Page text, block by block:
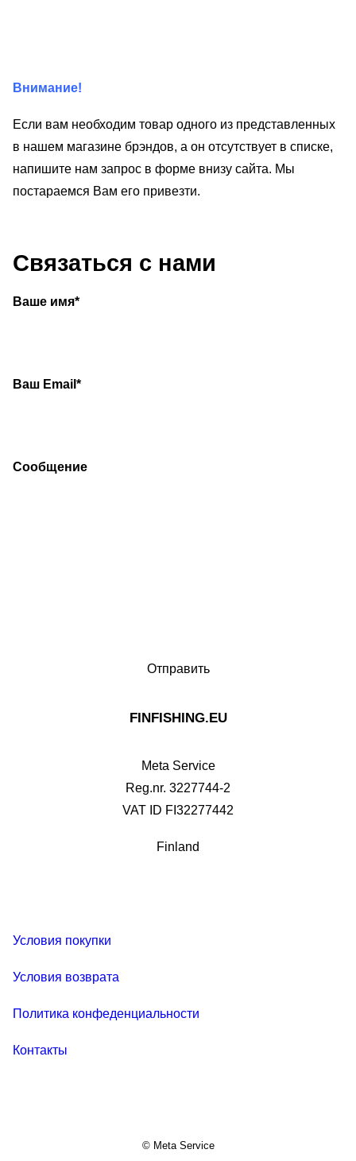
Внимание!
Если вам необходим товар одного из представленных
в нашем магазине брэндов, а он отсутствует в списке,
напишите нам запрос в форме внизу сайта. Мы
постараемся Вам его привезти.
Связаться с нами
Ваше имя*
Ваш Email*
Сообщение
FINFISHING.EU
Meta Service
Reg.nr. 3227744-2
VAT ID FI32277442
Finland
Условия покупки
Условия возврата
Политика конфеденциальности
Контакты
© Meta Service